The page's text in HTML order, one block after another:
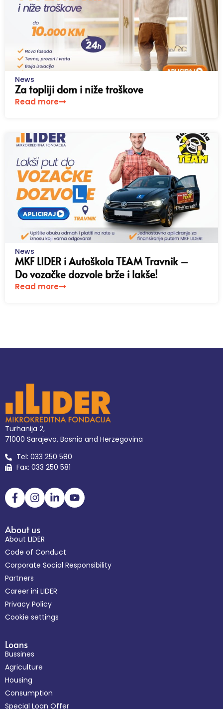
News
Za topliji dom i niže troškove
Read more
News
MKF LIDER i Autoškola TEAM Travnik –
Do vozačke dozvole brže i lakše!
Read more
Turhanija 2,
71000 Sarajevo, Bosnia and Herzegovina
Tel: 033 250 580
Fax: 033 250 581
About us
About LIDER
Code of Conduct
Corporate Social Responsibility
Partners
Career ini LIDER
Privacy Policy
Cookie settings
Loans
Bussines
Agriculture
Housing
Consumption
Special Loan Offer